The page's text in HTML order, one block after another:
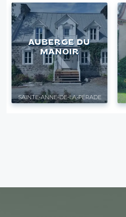
AUBERGE DU
MANOIR
SAINTE-ANNE-DE-LA-PÉRADE